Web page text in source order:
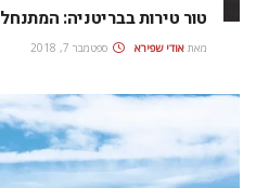
טור טירות בבריטניה:
מאת אודי שפירא ספטמבר 7, 2018